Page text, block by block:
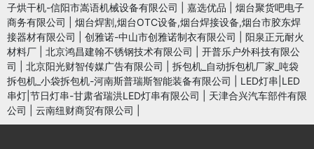
子烘干机-信阳市嵩语机械设备有限公司
嘉选优品
烟台聚货吧电子
商务有限公司
烟台焊割,烟台OTC设备,烟台焊接设备,烟台市胶东焊
接器材有限公司
创雅诺-中山市创雅诺制衣有限公司
阳泉正元耐火
材料厂
北京鸿昌建翰不锈钢技术有限公司
开普乐户外科技有限公
司
北京阳光财智传媒广告有限公司
拆包机_自动拆包机厂家_吨袋
拆包机_小袋拆包机-河南斯普瑞斯智能装备有限公司
LED灯串|LED
串灯|节日灯串-甘肃省瑞洪LED灯串有限公司
天津合兴汽车部件有限
公司
云南纽财商贸有限公司